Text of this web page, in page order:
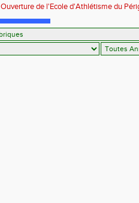
Ouverture de l'Ecole d'Athlétisme du